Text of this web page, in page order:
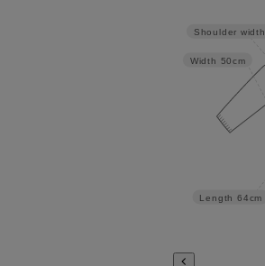
Length 64cm
Width 50cm
Shoulder width